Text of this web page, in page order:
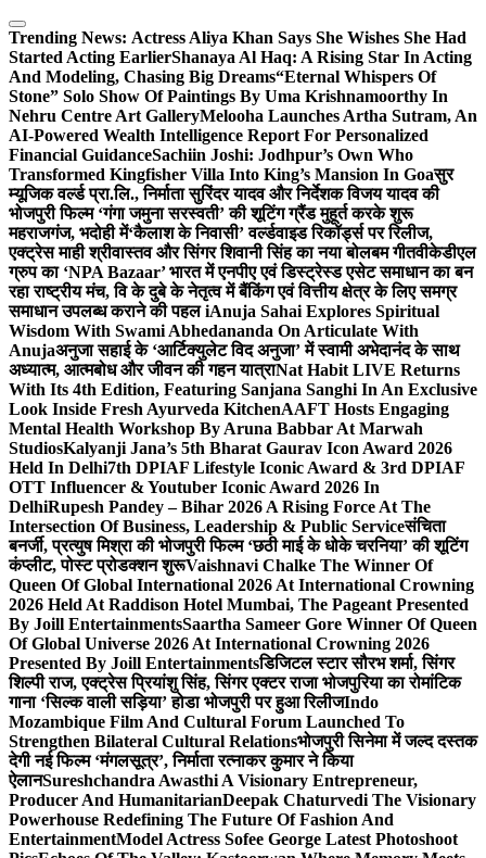
Skip
to
content
Trending News: Actress Aliya Khan Says She Wishes She Had
Started Acting EarlierShanaya Al Haq: A Rising Star In Acting
And Modeling, Chasing Big Dreams“Eternal Whispers Of
Stone” Solo Show Of Paintings By Uma Krishnamoorthy In
Nehru Centre Art GalleryMelooha Launches Artha Sutram, An
AI-Powered Wealth Intelligence Report For Personalized
Financial GuidanceSachiin Joshi: Jodhpur’s Own Who
Transformed Kingfisher Villa Into King’s Mansion In Goaसुर
म्यूजिक वर्ल्ड प्रा.लि., निर्माता सुरिंदर यादव और निर्देशक विजय यादव की
भोजपुरी फिल्म ‘गंगा जमुना सरस्वती’ की शूटिंग ग्रैंड मुहूर्त करके शुरू
महराजगंज, भदोही में‘कैलाश के निवासी’ वर्ल्डवाइड रिकॉर्ड्स पर रिलीज,
एक्ट्रेस माही श्रीवास्तव और सिंगर शिवानी सिंह का नया बोलबम गीतवीकेडीएल
ग्रुप का ‘NPA Bazaar’ भारत में एनपीए एवं डिस्ट्रेस्ड एसेट समाधान का बन
रहा राष्ट्रीय मंच, वि के दुबे के नेतृत्व में बैंकिंग एवं वित्तीय क्षेत्र के लिए समग्र
समाधान उपलब्ध कराने की पहल iAnuja Sahai Explores Spiritual
Wisdom With Swami Abhedananda On Articulate With
Anujaअनुजा सहाई के ‘आर्टिक्युलेट विद अनुजा’ में स्वामी अभेदानंद के साथ
अध्यात्म, आत्मबोध और जीवन की गहन यात्राNat Habit LIVE Returns
With Its 4th Edition, Featuring Sanjana Sanghi In An Exclusive
Look Inside Fresh Ayurveda KitchenAAFT Hosts Engaging
Mental Health Workshop By Aruna Babbar At Marwah
StudiosKalyanji Jana’s 5th Bharat Gaurav Icon Award 2026
Held In Delhi7th DPIAF Lifestyle Iconic Award & 3rd DPIAF
OTT Influencer & Youtuber Iconic Award 2026 In
DelhiRupesh Pandey – Bihar 2026 A Rising Force At The
Intersection Of Business, Leadership & Public Serviceसंचिता
बनर्जी, प्रत्युष मिश्रा की भोजपुरी फिल्म ‘छठी माई के धोके चरनिया’ की शूटिंग
कंप्लीट, पोस्ट प्रोडक्शन शुरूVaishnavi Chalke The Winner Of
Queen Of Global International 2026 At International Crowning
2026 Held At Raddison Hotel Mumbai, The Pageant Presented
By Joill EntertainmentsSaartha Sameer Gore Winner Of Queen
Of Global Universe 2026 At International Crowning 2026
Presented By Joill Entertainmentsडिजिटल स्टार सौरभ शर्मा, सिंगर
शिल्पी राज, एक्ट्रेस प्रियांशु सिंह, सिंगर एक्टर राजा भोजपुरिया का रोमांटिक
गाना ‘सिल्क वाली सड़िया’ होडा भोजपुरी पर हुआ रिलीजIndo
Mozambique Film And Cultural Forum Launched To
Strengthen Bilateral Cultural Relationsभोजपुरी सिनेमा में जल्द दस्तक
देगी नई फिल्म ‘मंगलसूत्र’, निर्माता रत्नाकर कुमार ने किया
ऐलानSureshchandra Awasthi A Visionary Entrepreneur,
Producer And HumanitarianDeepak Chaturvedi The Visionary
Powerhouse Redefining The Future Of Fashion And
EntertainmentModel Actress Sofee George Latest Photoshoot